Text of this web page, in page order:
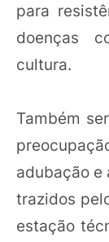
para
doenças
cultura.
Também
adubação e
trazidos
estação